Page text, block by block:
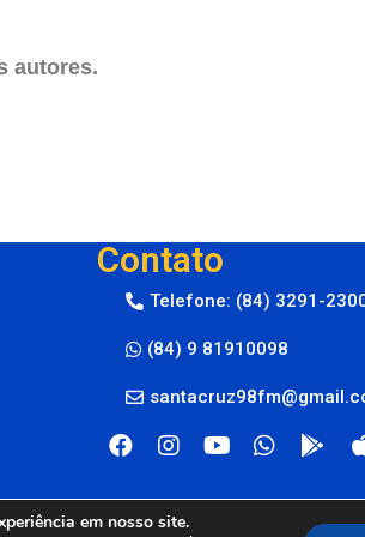
autores.
Contato
Telefone: (84) 3291-
(84) 9 81910098
em nosso site.